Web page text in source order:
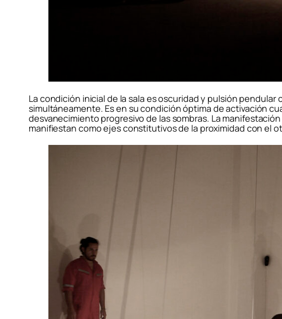
La condición inicial de la sala es oscuridad y pulsión
simultáneamente. Es en su condición óptima de activación
desvanecimiento progresivo de las sombras. La
manifiestan como ejes constitutivos de la proximidad con el